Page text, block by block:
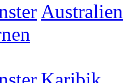
Australien